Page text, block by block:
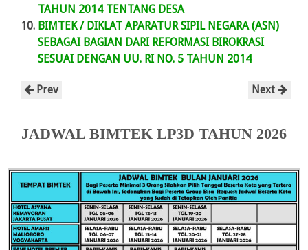
TAHUN 2014 TENTANG DESA
BIMTEK / DIKLAT APARATUR SIPIL NEGARA (ASN)
SEBAGAI BAGIAN DARI REFORMASI BIROKRASI
SESUAI DENGAN UU. RI NO. 5 TAHUN 2014
Next
Prev
JADWAL BIMTEK LP3D TAHUN 2026